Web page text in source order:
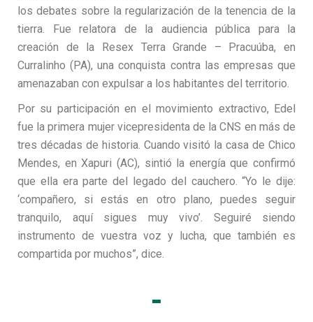
los debates sobre la regularización de la tenencia de la
tierra. Fue relatora de la audiencia pública para la
creación de la Resex Terra Grande – Pracuúba, en
Curralinho (PA), una conquista contra las empresas que
amenazaban con expulsar a los habitantes del territorio.
Por su participación en el movimiento extractivo, Edel
fue la primera mujer vicepresidenta de la CNS en más de
tres décadas de historia. Cuando visitó la casa de Chico
Mendes, en Xapuri (AC), sintió la energía que confirmó
que ella era parte del legado del cauchero. “Yo le dije:
‘compañero, si estás en otro plano, puedes seguir
tranquilo, aquí sigues muy vivo’. Seguiré siendo
instrumento de vuestra voz y lucha, que también es
compartida por muchos”, dice.